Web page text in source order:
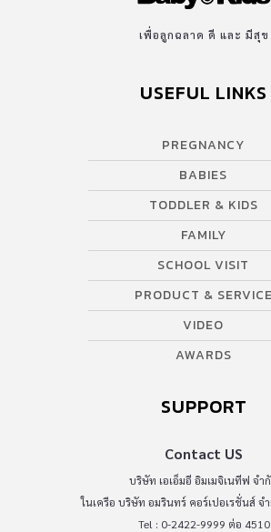
เพื่อลูกฉลาด ดี และ มีสุข
USEFUL LINKS
PREGNANCY
BABIES
TODDLER & KIDS
FAMILY
SCHOOL VISIT
PRODUCT & SERVICE
VIDEO
AWARDS
SUPPORT
Contact US
บริษัท เอเอ็มอี อิมเมจิเนทีฟ จำ
ในเครือ บริษัท อมรินทร์ คอร์เปอเรชั่นส์ จ
Tel : 0-2422-9999 ต่อ 4510